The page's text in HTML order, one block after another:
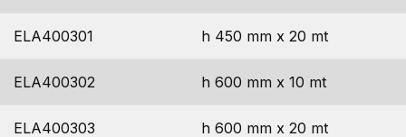
ELA400301 h 450 mm x 20 mt
ELA400302 h 600 mm x 10 mt
ELA400303 h 600 mm x 20 mt